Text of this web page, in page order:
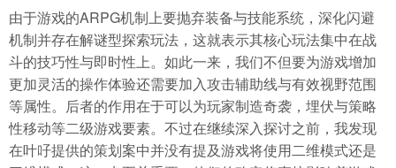
由于游戏的ARPG机制上要抛弃装备与技能系统，深化闪避
机制并存在解谜型探索玩法，这就表示其核心玩法集中在战
斗的技巧性与即时性上。如此一来，我们不但要为游戏增加
更加灵活的操作体验还需要加入攻击辅助线与有效视野范围
等属性。后者的作用在于可以为玩家制造奇袭，埋伏与策略
性移动等二级游戏要素。不过在继续深入探讨之前，我发现
在叶吇提供的策划案中并没有提及游戏将使用二维模式还是